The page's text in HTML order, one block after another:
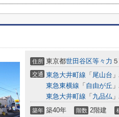
住所 東京都世田谷区等々力
交通 東急大井町線 「 尾山台
東急東横線 「 自由が丘
東急大井町線 「 九品仏
築年 築40年 階数 2階建